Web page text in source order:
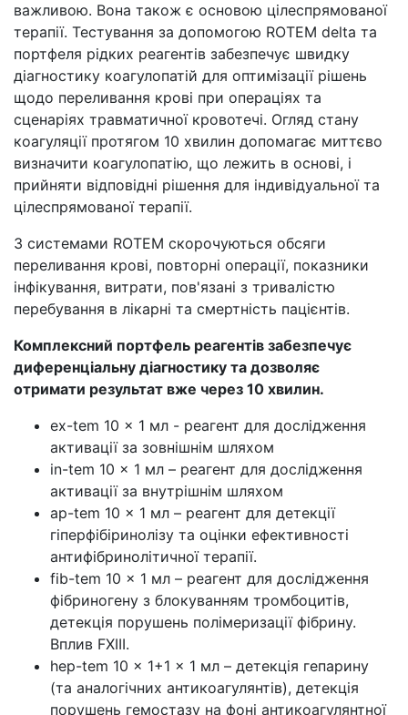
важливою. Вона також є основою цілеспрямованої
терапії. Тестування за допомогою ROTEM delta та
портфеля рідких реагентів забезпечує швидку
діагностику коагулопатій для оптимізації рішень
щодо переливання крові при операціях та
сценаріях травматичної кровотечі. Огляд стану
коагуляції протягом 10 хвилин допомагає миттєво
визначити коагулопатію, що лежить в основі, і
прийняти відповідні рішення для індивідуальної та
цілеспрямованої терапії.
З системами ROTEM скорочуються обсяги
переливання крові, повторні операції, показники
інфікування, витрати, пов'язані з тривалістю
перебування в лікарні та смертність пацієнтів.
Комплексний портфель реагентів забезпечує
диференціальну діагностику та дозволяє
отримати результат вже через 10 хвилин.
ex-tem 10 x 1 мл - реагент для дослідження
активації за зовнішнім шляхом
in-tem 10 x 1 мл – реагент для дослідження
активації за внутрішнім шляхом
ap-tem 10 x 1 мл – реагент для детекції
гіперфібіринолізу та оцінки ефективності
антифібринолітичної терапії.
fib-tem 10 x 1 мл – реагент для дослідження
фібриногену з блокуванням тромбоцитів,
детекція порушень полімеризації фібрину.
Вплив FXIII.
hep-tem 10 x 1+1 x 1 мл – детекція гепарину
(та аналогічних антикоагулянтів), детекція
порушень гемостазу на фоні антикоагулянтної